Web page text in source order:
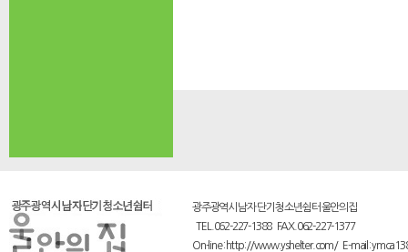
광주광역시 남자 단기 청소년쉼터 울안의집
TEL.062-227-1388 FAX.062-227-1377
On-line : http://www.yshelter.com/ E-mail :